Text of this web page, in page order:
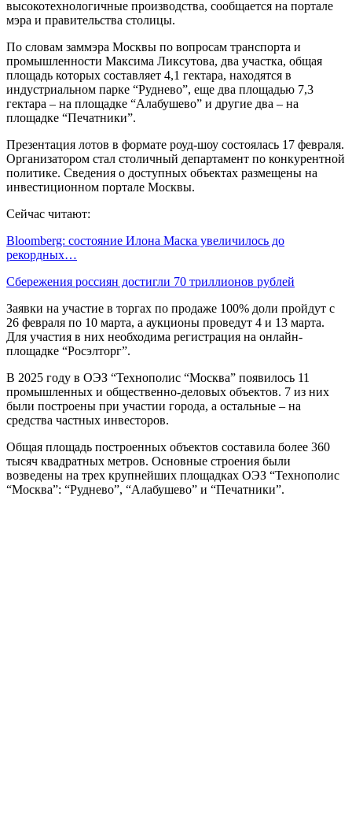
высокотехнологичные производства, сообщается на портале
мэра и правительства столицы.
По словам заммэра Москвы по вопросам транспорта и
промышленности Максима Ликсутова, два участка, общая
площадь которых составляет 4,1 гектара, находятся в
индустриальном парке “Руднево”, еще два площадью 7,3
гектара – на площадке “Алабушево” и другие два – на
площадке “Печатники”.
Презентация лотов в формате роуд-шоу состоялась 17 февраля.
Организатором стал столичный департамент по конкурентной
политике. Сведения о доступных объектах размещены на
инвестиционном портале Москвы.
Сейчас читают:
Bloomberg: состояние Илона Маска увеличилось до
рекордных…
Сбережения россиян достигли 70 триллионов рублей
Заявки на участие в торгах по продаже 100% доли пройдут с
26 февраля по 10 марта, а аукционы проведут 4 и 13 марта.
Для участия в них необходима регистрация на онлайн-
площадке “Росэлторг”.
В 2025 году в ОЭЗ “Технополис “Москва” появилось 11
промышленных и общественно-деловых объектов. 7 из них
были построены при участии города, а остальные – на
средства частных инвесторов.
Общая площадь построенных объектов составила более 360
тысяч квадратных метров. Основные строения были
возведены на трех крупнейших площадках ОЭЗ “Технополис
“Москва”: “Руднево”, “Алабушево” и “Печатники”.